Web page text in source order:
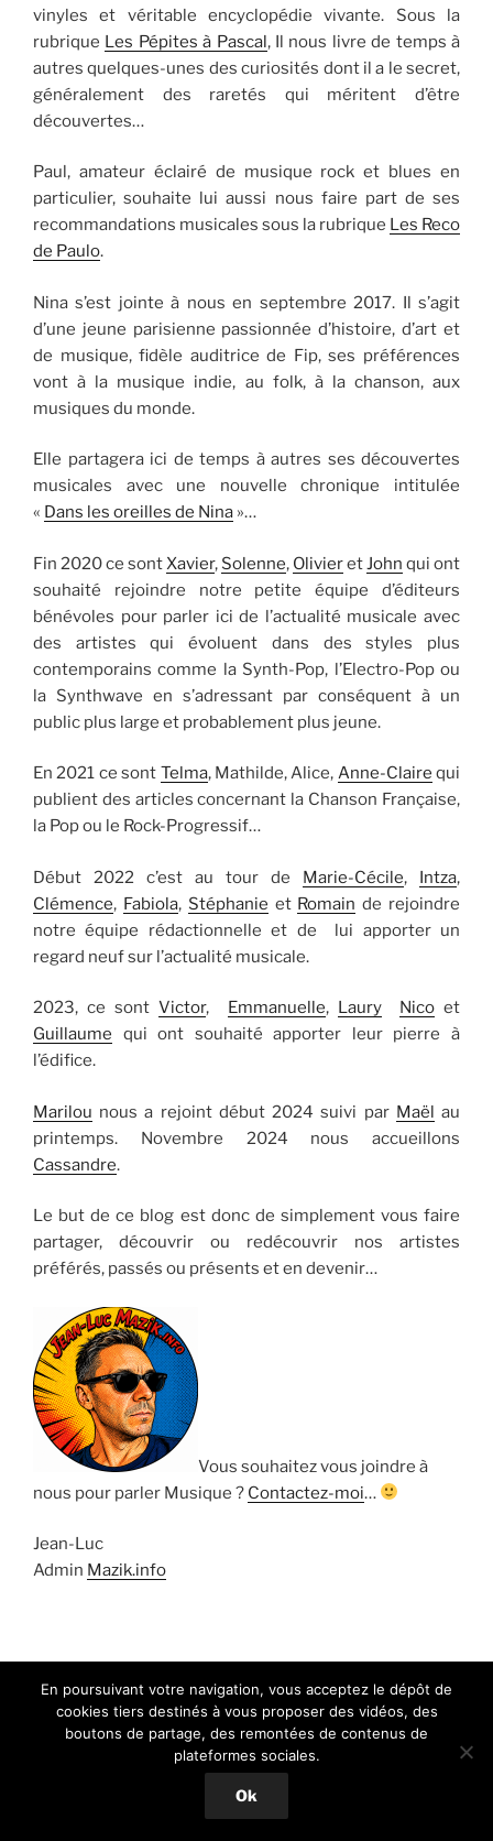
vinyles et véritable encyclopédie vivante. Sous la
rubrique Les Pépites à Pascal, Il nous livre de temps à
autres quelques-unes des curiosités dont il a le secret,
généralement des raretés qui méritent d’être
découvertes…
Paul, amateur éclairé de musique rock et blues en
particulier, souhaite lui aussi nous faire part de ses
recommandations musicales sous la rubrique Les Reco
de Paulo.
Nina s’est jointe à nous en septembre 2017. Il s’agit
d’une jeune parisienne passionnée d’histoire, d’art et
de musique, fidèle auditrice de Fip, ses préférences
vont à la musique indie, au folk, à la chanson, aux
musiques du monde.
Elle partagera ici de temps à autres ses découvertes
musicales avec une nouvelle chronique intitulée
« Dans les oreilles de Nina »…
Fin 2020 ce sontXavier, Solenne, OlivieretJohn qui ont
souhaité rejoindre notre petite équipe d’éditeurs
bénévoles pour parler ici de l’actualité musicale avec
des artistes qui évoluent dans des styles plus
contemporains comme la Synth-Pop, l’Electro-Pop ou
la Synthwave en s’adressant par conséquent à un
public plus large et probablement plus jeune.
En 2021 ce sont Telma, Mathilde, Alice, Anne-Claire qui
publient des articles concernant la Chanson Française,
la Pop ou le Rock-Progressif…
Début 2022 c’est au tour de Marie-Cécile, Intza,
Clémence, Fabiola, Stéphanie et Romain de rejoindre
notre équipe rédactionnelle et de lui apporter un
regard neuf sur l’actualité musicale.
2023, ce sontVictor, Emmanuelle, Laury Nicoet
Guillaume qui ont souhaité apporter leur pierre à
l’édifice.
Marilou nous a rejoint début 2024 suivi par Maël au
printemps. Novembre 2024 nous accueillons
Cassandre.
Le but de ce blog est donc de simplement vous faire
partager, découvrir ou redécouvrir nos artistes
préférés, passés ou présents et en devenir…
Vous souhaitez vous joindre à
nous pour parler Musique ? Contactez-moi…
Jean-Luc
Admin Mazik.info
Facebook
En poursuivant votre navigation, vous acceptez le dépôt de
cookies tiers destinés à vous proposer des vidéos, des
boutons de partage, des remontées de contenus de
plateformes sociales.
Ok